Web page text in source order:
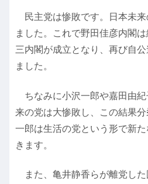
民主党は惨敗です。日本未来
ました。これで野田佳彦内閣
三内閣が成立となり、再び自
ました。
ちなみに小沢一郎や嘉田由紀
来の党は大惨敗し、この結果
一郎は生活の党という形で新
きます。
また、亀井静香らが離党した